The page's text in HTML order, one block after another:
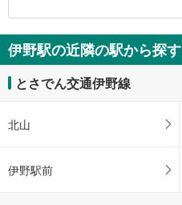
伊野駅の近隣の駅から探す
とさでん交通伊野線
北山
伊野駅前